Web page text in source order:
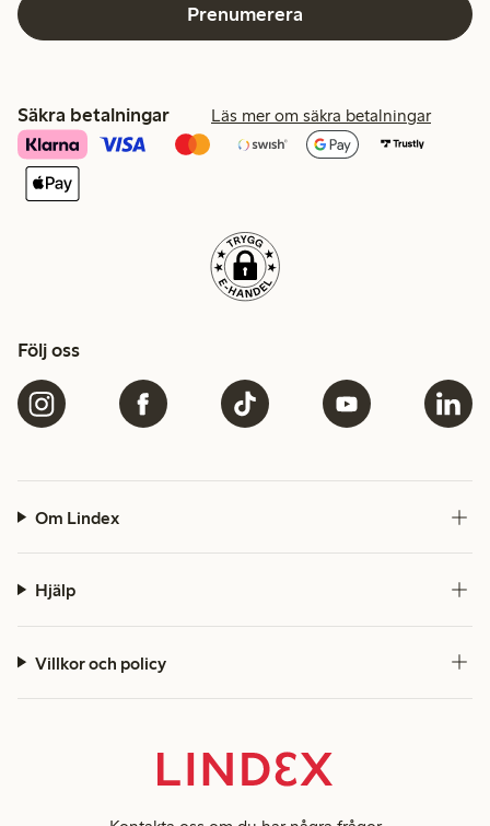
Prenumerera
Säkra betalningar Läs mer om säkra betalningar
Följ oss
Om Lindex
Hjälp
Villkor och policy